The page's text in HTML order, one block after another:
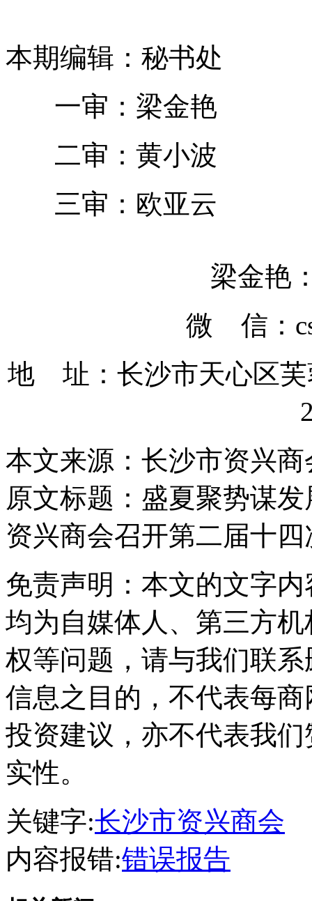
本期编辑：秘书处
一审：梁金艳
二审：黄小波
三审：欧亚云
梁金艳
微 信：
地 址：长沙市天心区芙
本文来源：长沙市资兴商
原文标题： 盛夏聚势谋
资兴商会召开第二届十
免责声明：本文的文字
均为自媒体人、第三方
权等问题，请与我们联
信息之目的，不代表每
投资建议，亦不代表我
实性。
关键字:长沙市资兴商会
内容报错:错误报告